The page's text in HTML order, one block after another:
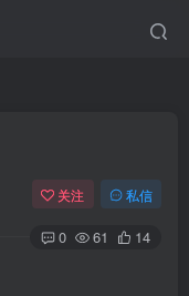
关注 私信
0 61 14